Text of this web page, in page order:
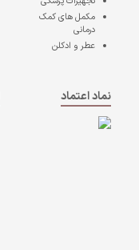
مکمل های کمک
درمانی
عطر و ادکلن
نماد اعتماد